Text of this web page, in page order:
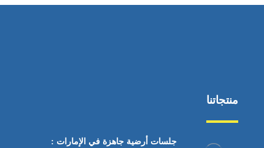
منتجاتنا
جلسات أرضية جاهزة في الإمارات :